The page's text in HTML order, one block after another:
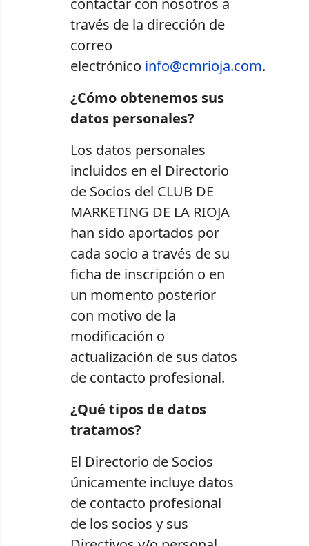
contactar con nosotros a
través de la dirección de
correo
electrónico info@cmrioja.com.
¿Cómo obtenemos sus
datos personales?
Los datos personales
incluidos en el Directorio
de Socios del CLUB DE
MARKETING DE LA RIOJA
han sido aportados por
cada socio a través de su
ficha de inscripción o en
un momento posterior
con motivo de la
modificación o
actualización de sus datos
de contacto profesional.
¿Qué tipos de datos
tratamos?
El Directorio de Socios
únicamente incluye datos
de contacto profesional
de los socios y sus